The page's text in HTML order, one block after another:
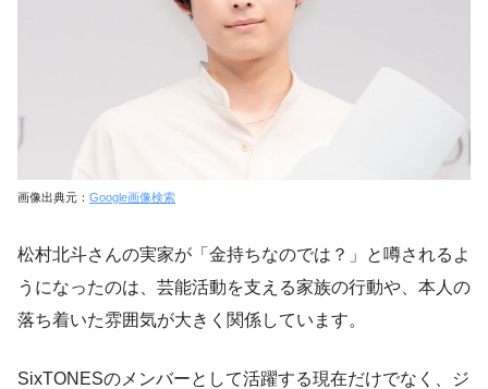
画像出典元： Google画像検索
松村北斗さんの実家が「金持ちなのでは？」と噂されるよ
うになったのは、芸能活動を支える家族の行動や、本人の
落ち着いた雰囲気が大きく関係しています。
SixTONESのメンバーとして活躍する現在だけでなく、ジ